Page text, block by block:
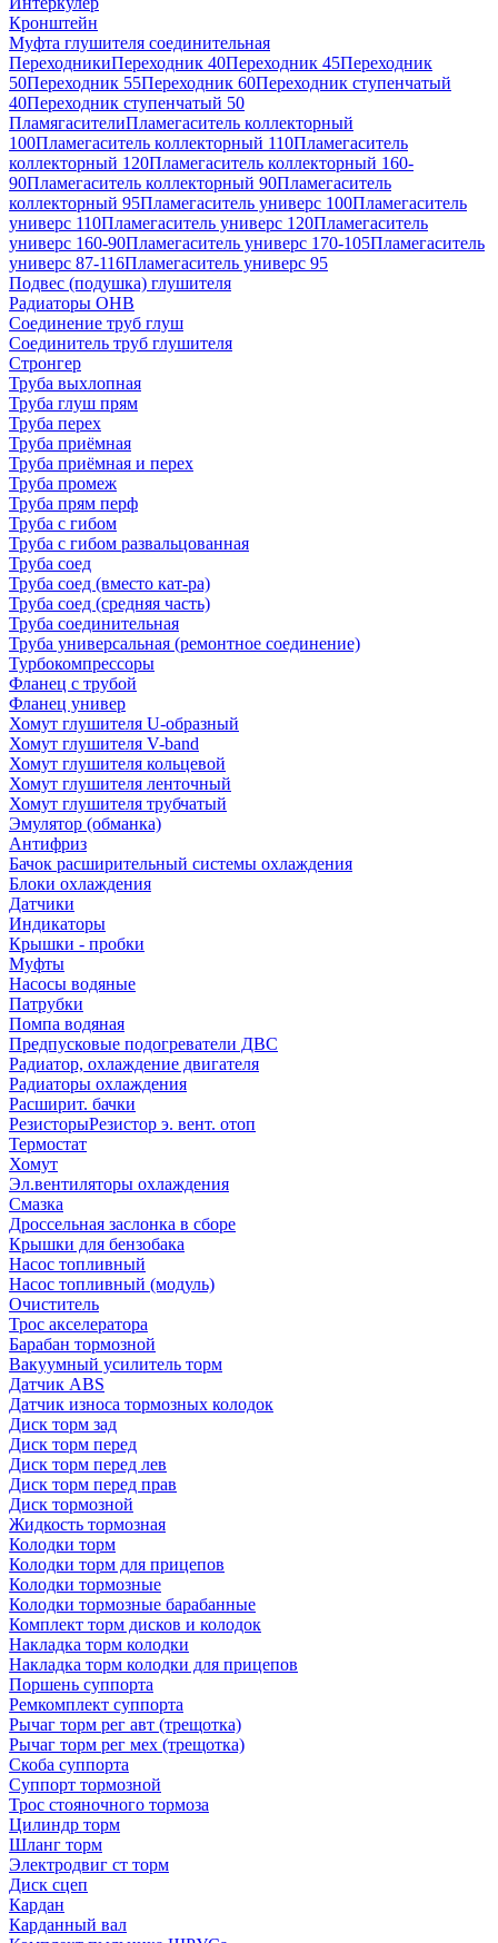
Кронштейн
Муфта глушителя соединительная
ПереходникиПереходник 40Переходник 45Переходник
50Переходник 55Переходник 60Переходник ступенчатый
40Переходник ступенчатый 50
ПламягасителиПламегаситель коллекторный
100Пламегаситель коллекторный 110Пламегаситель
коллекторный 120Пламегаситель коллекторный 160-
90Пламегаситель коллекторный 90Пламегаситель
коллекторный 95Пламегаситель универс 100Пламегаситель
универс 110Пламегаситель универс 120Пламегаситель
универс 160-90Пламегаситель универс 170-105Пламегаситель
универс 87-116Пламегаситель универс 95
Подвес (подушка) глушителя
Радиаторы ОНВ
Соединение труб глуш
Соединитель труб глушителя
Стронгер
Труба выхлопная
Труба глуш прям
Труба перех
Труба приёмная
Труба приёмная и перех
Труба промеж
Труба прям перф
Труба с гибом
Труба с гибом развальцованная
Труба соед
Труба соед (вместо кат-ра)
Труба соед (средняя часть)
Труба соединительная
Труба универсальная (ремонтное соединение)
Турбокомпрессоры
Фланец с трубой
Фланец универ
Хомут глушителя U-образный
Хомут глушителя V-band
Хомут глушителя кольцевой
Хомут глушителя ленточный
Хомут глушителя трубчатый
Эмулятор (обманка)
Антифриз
Бачок расширительный системы охлаждения
Блоки охлаждения
Датчики
Индикаторы
Крышки - пробки
Муфты
Насосы водяные
Патрубки
Помпа водяная
Предпусковые подогреватели ДВС
Радиатор, охлаждение двигателя
Радиаторы охлаждения
Расширит. бачки
РезисторыРезистор э. вент. отоп
Термостат
Хомут
Эл.вентиляторы охлаждения
Смазка
Дроссельная заслонка в сборе
Крышки для бензобака
Насос топливный
Насос топливный (модуль)
Очиститель
Трос акселератора
Барабан тормозной
Вакуумный усилитель торм
Датчик ABS
Датчик износа тормозных колодок
Диск торм зад
Диск торм перед
Диск торм перед лев
Диск торм перед прав
Диск тормозной
Жидкость тормозная
Колодки торм
Колодки торм для прицепов
Колодки тормозные
Колодки тормозные барабанные
Комплект торм дисков и колодок
Накладка торм колодки
Накладка торм колодки для прицепов
Поршень суппорта
Ремкомплект суппорта
Рычаг торм рег авт (трещотка)
Рычаг торм рег мех (трещотка)
Скоба суппорта
Суппорт тормозной
Трос стояночного тормоза
Цилиндр торм
Шланг торм
Электродвиг ст торм
Диск сцеп
Кардан
Карданный вал